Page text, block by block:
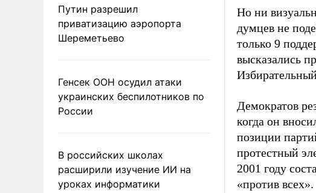
Путин разрешил
приватизацию аэропорта
Шереметьево
Генсек ООН осудил атаки
украинских беспилотников по
России
В российских школах
расширили изучение ИИ на
уроках информатики
Но ни
думцев не
только 9
высказались
Демократов
когда он
позиции
протестный
2001 году
«против всех».